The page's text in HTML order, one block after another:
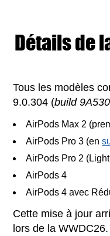
Détails de
Tous les modèles
9.0.304 (build
AirPods Max 2
AirPods Pro 3 (en
AirPods Pro 2
AirPods 4
AirPods 4 avec
Cette mise à jour
lors de la